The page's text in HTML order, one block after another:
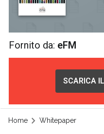
Fornito da: eFM
SCARICA
Home Whitepaper